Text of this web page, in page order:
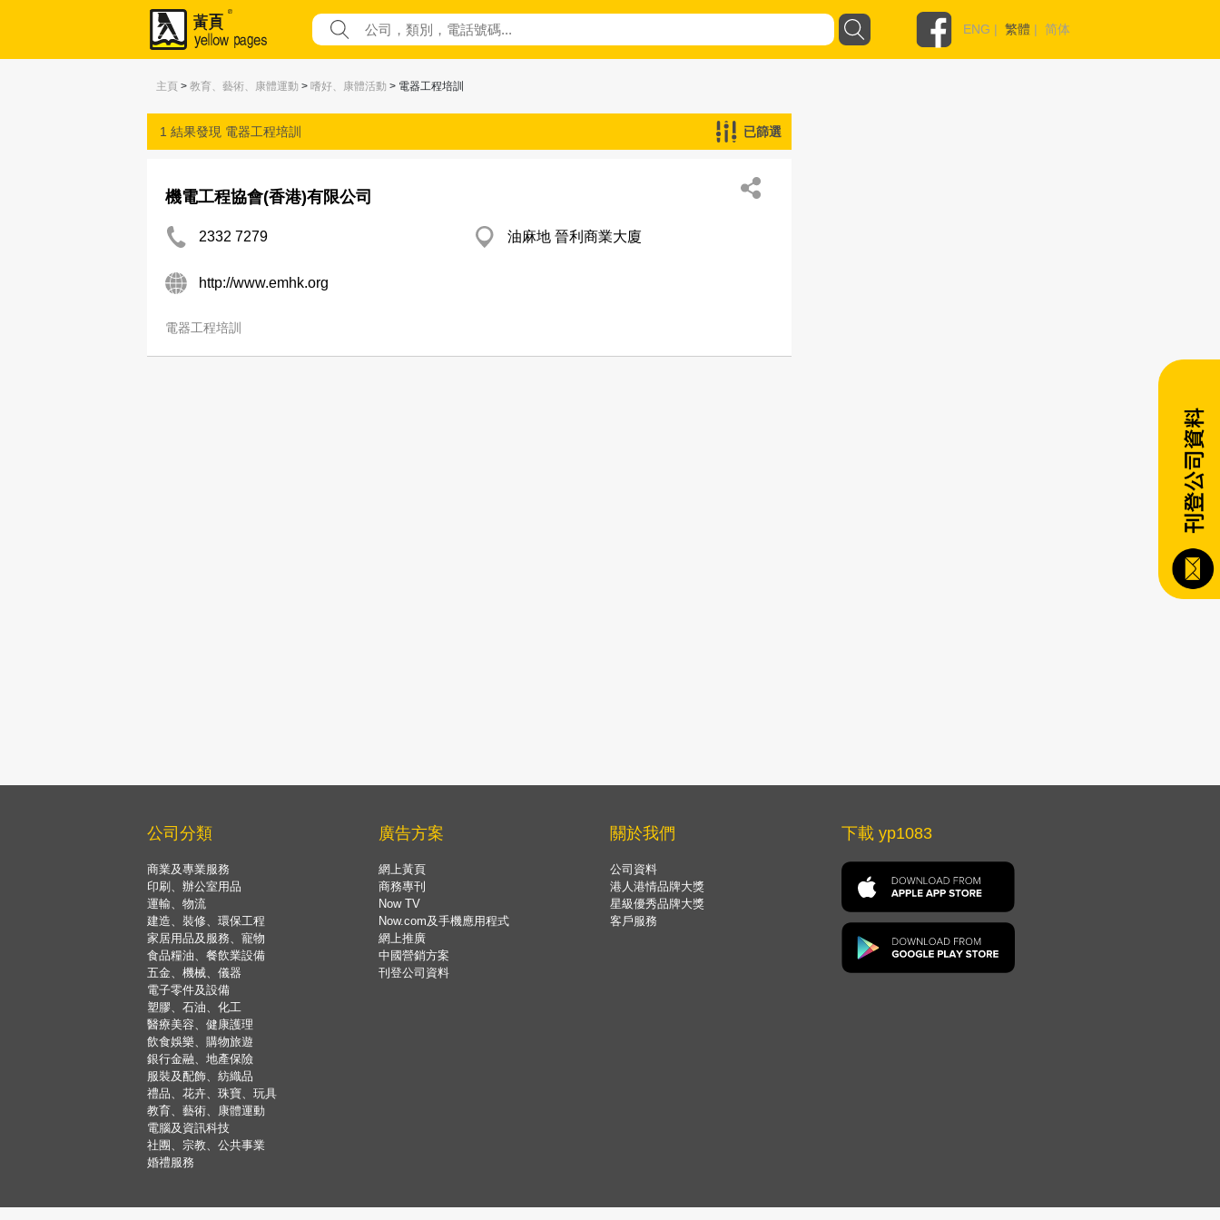
ENG | 繁體 | 简体
主頁 > 教育、藝術、康體運動 > 嗜好、康體活動 > 電器工程培訓
1 結果發現 電器工程培訓 已篩選
機電工程協會(香港)有限公司
2332 7279 油麻地 晉利商業大廈
http://www.emhk.org
電器工程培訓
公司分類
商業及專業服務
印刷、辦公室用品
運輸、物流
建造、裝修、環保工程
家居用品及服務、寵物
食品糧油、餐飲業設備
五金、機械、儀器
電子零件及設備
塑膠、石油、化工
醫療美容、健康護理
飲食娛樂、購物旅遊
銀行金融、地產保險
服裝及配飾、紡織品
禮品、花卉、珠寶、玩具
教育、藝術、康體運動
電腦及資訊科技
社團、宗教、公共事業
婚禮服務
廣告方案
網上黃頁
商務專刊
Now TV
Now.com及手機應用程式
網上推廣
中國營銷方案
刊登公司資料
關於我們
公司資料
港人港情品牌大獎
星級優秀品牌大獎
客戶服務
下載 yp1083